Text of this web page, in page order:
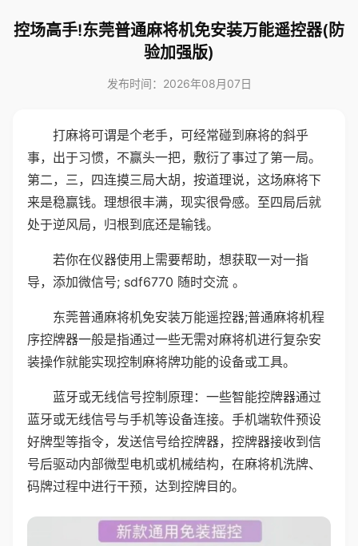
控场高手!东莞普通麻将机免安装万能遥控器(防
验加强版)
发布时间：2026年08月07日
打麻将可谓是个老手，可经常碰到麻将的斜乎
事，出于习惯，不赢头一把，敷衍了事过了第一局。
第二，三，四连摸三局大胡，按道理说，这场麻将下
来是稳赢钱。理想很丰满，现实很骨感。至四局后就
处于逆风局，归根到底还是输钱。
若你在仪器使用上需要帮助，想获取一对一指
导，添加微信号; sdf6770 随时交流 。
东莞普通麻将机免安装万能遥控器;普通麻将机程
序控牌器一般是指通过一些无需对麻将机进行复杂安
装操作就能实现控制麻将牌功能的设备或工具。
蓝牙或无线信号控制原理：一些智能控牌器通过
蓝牙或无线信号与手机等设备连接。手机端软件预设
好牌型等指令，发送信号给控牌器，控牌器接收到信
号后驱动内部微型电机或机械结构，在麻将机洗牌、
码牌过程中进行干预，达到控牌目的。